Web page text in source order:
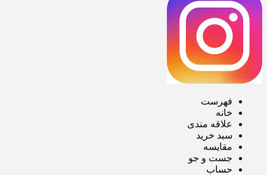
فهرست
خانه
علاقه مندی
سبد خرید
مقایسه
جست و جو
حساب